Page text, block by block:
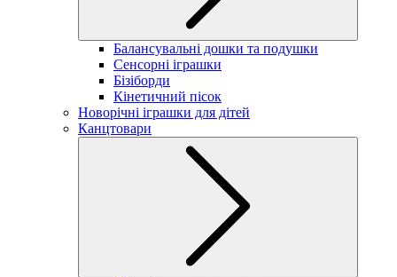
Балансувальні дошки та подушки
Сенсорні іграшки
Бізіборди
Кінетичний пісок
Новорічні іграшки для дітей
Канцтовари